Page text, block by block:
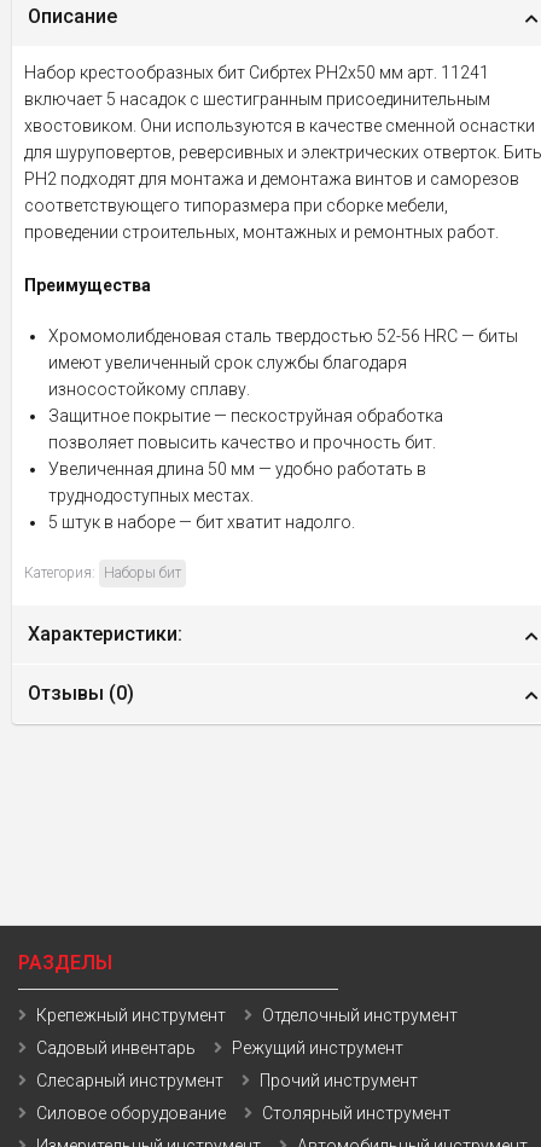
Описание
Набор крестообразных бит Сибртех PH2x50 мм арт. 11241
включает 5 насадок с шестигранным присоединительным
хвостовиком. Они используются в качестве сменной оснастки
для шуруповертов, реверсивных и электрических отверток.
PH2 подходят для монтажа и демонтажа винтов и саморезов
соответствующего типоразмера при сборке мебели,
проведении строительных, монтажных и ремонтных работ.
Преимущества
Хромомолибденовая сталь твердостью 52-56 HRC — биты
имеют увеличенный срок службы благодаря
износостойкому сплаву.
Защитное покрытие — пескоструйная обработка
позволяет повысить качество и прочность бит.
Увеличенная длина 50 мм — удобно работать в
труднодоступных местах.
5 штук в наборе — бит хватит надолго.
Категория: Наборы бит
Характеристики:
Отзывы (0)
РАЗДЕЛЫ
Крепежный инструмент
Отделочный инструмент
Садовый инвентарь
Режущий инструмент
Слесарный инструмент
Прочий инструмент
Силовое оборудование
Столярный инструмент